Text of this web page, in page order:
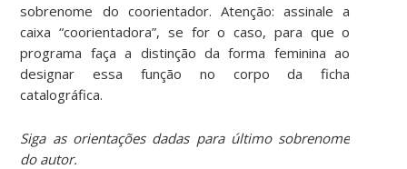
sobrenome do coorientador. Atenção: assinale a
caixa “coorientadora”, se for o caso, para que o
programa faça a distinção da forma feminina ao
designar essa função no corpo da ficha
catalográfica.
Siga as orientações dadas para último sobrenome
do autor.